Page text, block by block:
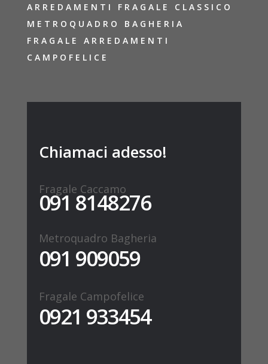
ARREDAMENTI FRAGALE CLASSICO
METROQUADRO BAGHERIA
FRAGALE ARREDAMENTI
CAMPOFELICE
Chiamaci adesso!
Fragale Caccamo
091 8148276
Metroquadro Bagheria
091 909059
Fragale Campofelice
0921 933454